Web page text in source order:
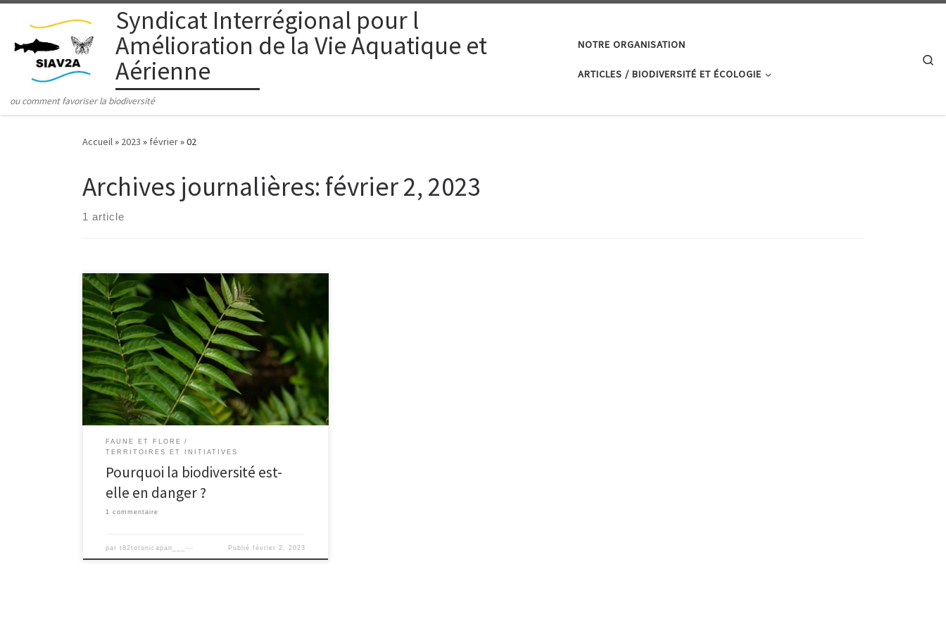
Passer au contenu
Syndicat Interrégional pour l
Amélioration de la Vie Aquatique et
Aérienne
ou comment favoriser la biodiversité
NOTRE ORGANISATION
ARTICLES / BIODIVERSITÉ ET ÉCOLOGIE
Accueil» 2023 » février»02
Archives journalières: février 2, 2023
1 article
La biodiversité est l’une des ressources les plus
précieuses de la planète, qui joue un rôle clé dans
l’amélioration de notre qualité de vie. De la
production de médicaments naturels à la protection
contre les inondations et les tempêtes, la biodiversité
est un facteur crucial pour notre survie et notre […]
FAUNE ET FLORE
TERRITOIRES ET INITIATIVES
Pourquoi la biodiversité est-
elle en danger ?
1 commentaire
part82totonicapan___--- Publié février 2, 2023